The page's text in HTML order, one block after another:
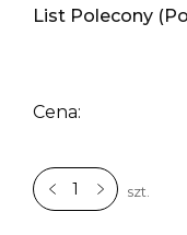
List Polecony
Cena:
szt.